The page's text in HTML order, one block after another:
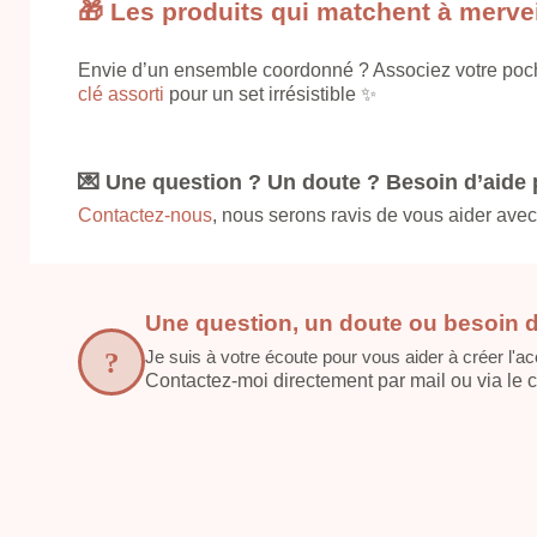
🎁 Les produits qui matchent à
Envie d’un ensemble coordonné ? Associez votre
clé assorti pour un set irrésistible ✨
💌 Une question ? Un doute ? Besoin
Contactez-nous, nous serons ravis de vous aider
Une question, un doute ou besoin
Je suis à votre écoute pour vous aider à créer
Contactez-moi directement par mail ou via le